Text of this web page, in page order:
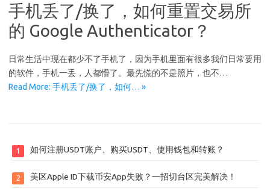
手机丢了/换了，如何重置交易所
的 Google Authenticator？
日常生活中现在都少不了手机了，因为手机里面有很多我们日常要用
的软件，手机一丢，人都懵了。最先慌的不是照片，也不…
Read More: 手机丢了/换了，如何… »
1 如何注册USDT账户、购买USDT、使用钱包和转账？
2 美区Apple ID下载币安App失败？一招切台区完美解决！